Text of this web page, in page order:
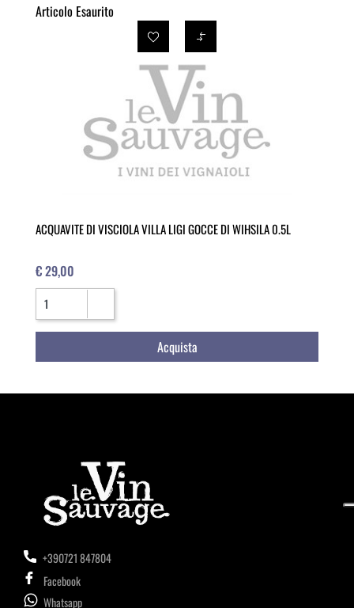
Articolo Esaurito
ACQUAVITE DI VISCIOLA VILLA LIGI GOCCE DI WIHSILA 0.5L
€ 29,00
Quantità
Acquista
+390721 847804
Facebook
Whatsapp